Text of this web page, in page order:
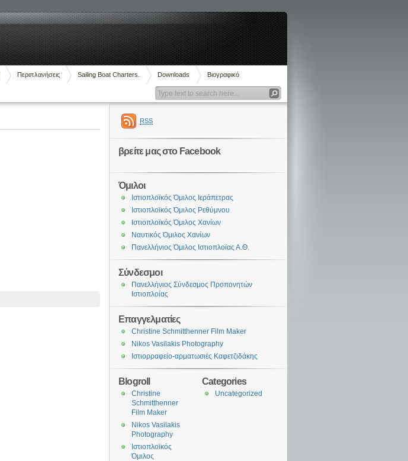
Περιπλανήσεις Sailing Boat Charters. Downloads Βιογραφικό
RSS
βρείτε μας στο Facebook
Όμιλοι
Ιστιοπλοϊκός Όμιλος Ιεράπετρας
Ιστιοπλοϊκός Όμιλος Ρεθύμνου
Ιστιοπλοϊκός Όμιλος Χανίων
Ναυτικός Όμιλος Χανίων
Πανελλήνιος Όμιλος Ιστιοπλοϊας Α.Θ.
Σύνδεσμοι
Πανελλήνιος Σύνδεσμος Προπονητών
Ιστιοπλοίας
Επαγγελματίες
Christine Schmitthenner Film Maker
Nikos Vasilakis Photography
Ιστιορραφείο-αρματωσιές Καφετζιδάκης
Categories
Uncategorized
Blogroll
Christine
Schmitthenner
Film Maker
Nikos Vasilakis
Photography
Ιστιοπλοϊκός
Όμιλος